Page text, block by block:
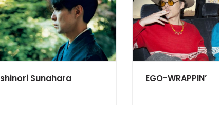
Sunahara EGO-WRAPPIN’